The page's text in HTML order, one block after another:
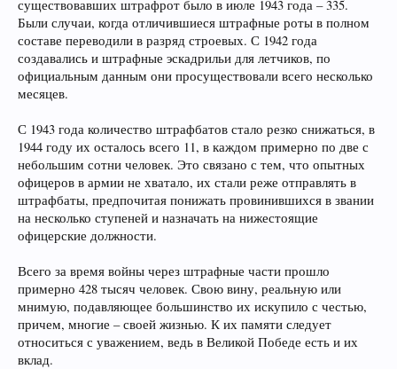
существовавших штрафрот было в июле 1943 года – 335.
Были случаи, когда отличившиеся штрафные роты в полном
составе переводили в разряд строевых. С 1942 года
создавались и штрафные эскадрильи для летчиков, по
официальным данным они просуществовали всего несколько
месяцев.
С 1943 года количество штрафбатов стало резко снижаться, в
1944 году их осталось всего 11, в каждом примерно по две с
небольшим сотни человек. Это связано с тем, что опытных
офицеров в армии не хватало, их стали реже отправлять в
штрафбаты, предпочитая понижать провинившихся в звании
на несколько ступеней и назначать на нижестоящие
офицерские должности.
Всего за время войны через штрафные части прошло
примерно 428 тысяч человек. Свою вину, реальную или
мнимую, подавляющее большинство их искупило с честью,
причем, многие – своей жизнью. К их памяти следует
относиться с уважением, ведь в Великой Победе есть и их
вклад.